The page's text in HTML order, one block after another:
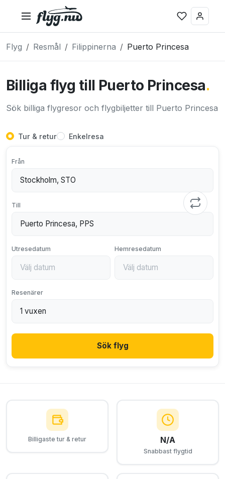
Flyg Resmål Filippinerna Puerto Princesa
Billiga flyg till Puerto Princesa.
Sök billiga flygresor och flygbiljetter till Puerto Princesa
Tur & retur Enkelresa
Från
Till
Utresedatum Hemresedatum
Resenärer
Sök flyg
Billigaste tur & retur N/A
Snabbast flygtid